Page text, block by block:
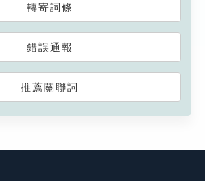
轉寄詞條
錯誤通報
推薦關聯詞